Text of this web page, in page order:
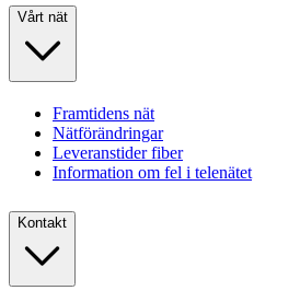
Vårt nät
Framtidens nät
Nätförändringar
Leveranstider fiber
Information om fel i telenätet
Kontakt